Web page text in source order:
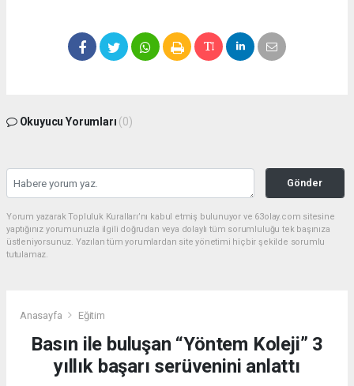
Okuyucu Yorumları (0)
Gönder
Yorum yazarak Topluluk Kuralları’nı kabul etmiş bulunuyor ve 63olay.com sitesine
yaptığınız yorumunuzla ilgili doğrudan veya dolaylı tüm sorumluluğu tek başınıza
üstleniyorsunuz. Yazılan tüm yorumlardan site yönetimi hiçbir şekilde sorumlu
tutulamaz.
Anasayfa Eğitim
Basın ile buluşan “Yöntem Koleji” 3
yıllık başarı serüvenini anlattı